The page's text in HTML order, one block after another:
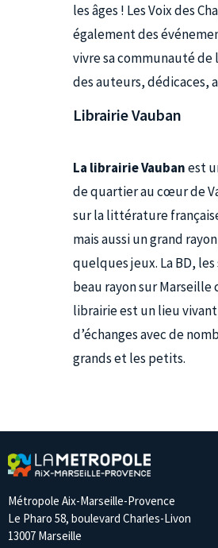
les âges ! Les Voix des
également des
vivre sa communauté
des auteurs, dédicaces,
Librairie Vauban
La librairie Vaubanest
de quartier au cœur de
sur la littérature
mais aussi un grand
quelques jeux. La BD,
beau rayon sur Marseille
librairie est un lieu
d’échanges avec de
grands et les petits.
Métropole Aix-Marseille-Provence
Le Pharo 58, boulevard Charles-Livon
13007 Marseille